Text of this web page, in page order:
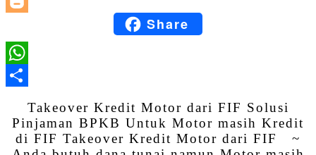
BloggerShare
Takeover Kredit Motor dari FIF Solusi
Pinjaman BPKB Untuk Motor masih Kredit
di FIF Takeover Kredit Motor dari FIF ~